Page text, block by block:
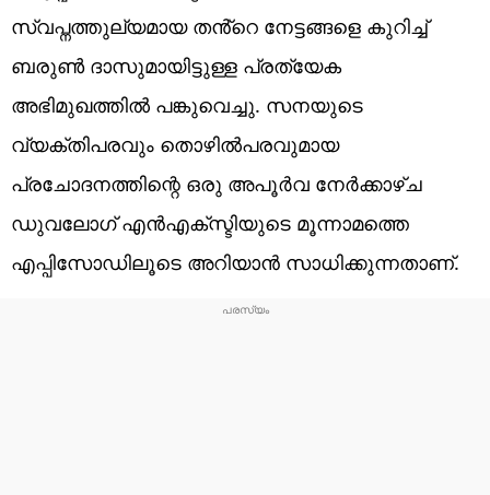
സ്വപ്നത്തുല്യമായ തൻ്റെ നേട്ടങ്ങളെ കുറിച്ച്
ബരുൺ ദാസുമായിട്ടുള്ള പ്രത്യേക
അഭിമുഖത്തിൽ പങ്കുവെച്ചു. സനയുടെ
വ്യക്തിപരവും തൊഴിൽപരവുമായ
പ്രചോദനത്തിന്റെ ഒരു അപൂർവ നേർക്കാഴ്ച
ഡുവലോഗ് എൻഎക്സ്ടിയുടെ മൂന്നാമത്തെ
എപ്പിസോഡിലൂടെ അറിയാൻ സാധിക്കുന്നതാണ്.